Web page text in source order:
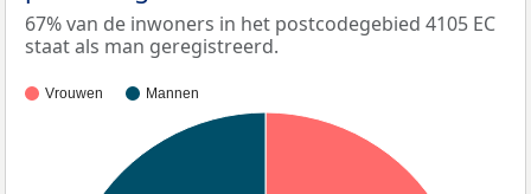
67% van de inwoners in het postcodegebied 4105 EC
staat als man geregistreerd.
Vrouwen Mannen